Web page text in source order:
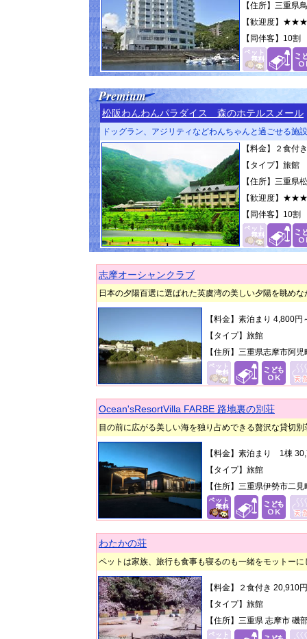
【住所】三重県
【歓迎度】
【同伴客】 10割
松阪わんわんパラダイス 森のホテルスメール
ドッグラン、アジリティなどわんちゃんと過ごせる
【料金】２食付
【タイプ】旅館
【住所】三重県
【歓迎度】
【同伴客】 10割
志摩オーシャンクラブ
日本の夕陽百選に選ばれた英虞湾の美しい夕陽を眺め
【料金】素泊まり 4,800円
【タイプ】旅館
【住所】三重県志摩市阿
Ocean'sResortVilla FARBE 路地裏の別荘
目の前に広がる美しい海を独り占めできる贅沢な貸切
【料金】素泊まり 1棟
【タイプ】旅館
【住所】三重県伊勢市二
わたかの荘
ペットは家族、旅行も食事も寝るのも一緒をモットー
【料金】２食付き 20,910
【タイプ】旅館
【住所】三重県 志摩市 磯